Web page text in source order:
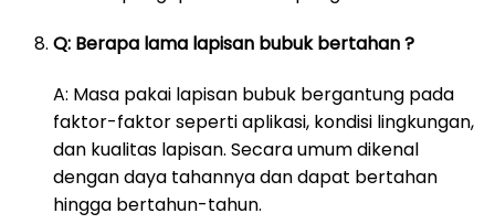
Q: Berapa lama lapisan bubuk bertahan ?
A: Masa pakai lapisan bubuk bergantung pada
faktor-faktor seperti aplikasi, kondisi lingkungan,
dan kualitas lapisan. Secara umum dikenal
dengan daya tahannya dan dapat bertahan
hingga bertahun-tahun.